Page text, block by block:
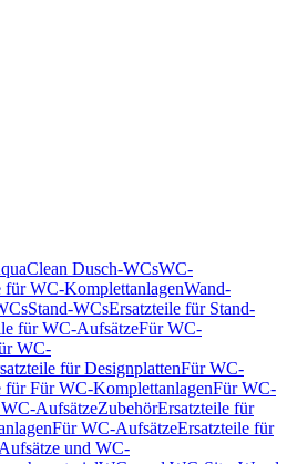
Dusch-WCsWC-
für WC-KomplettanlagenWand-
Stand-WCsErsatzteile für Stand-
für WC-AufsätzeFür WC-
WC-
für DesignplattenFür WC-
für Für WC-KomplettanlagenFür WC-
AufsätzeZubehörErsatzteile für
Für WC-AufsätzeErsatzteile für
und WC-